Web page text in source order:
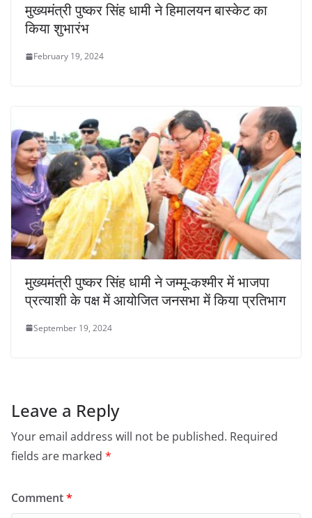
मुख्यमंत्री पुष्कर सिंह धामी ने हिमालयन बास्केट का
किया शुभारंभ
February 19, 2024
मुख्यमंत्री पुष्कर सिंह धामी ने जम्मू-कश्मीर में भाजपा
प्रत्याशी के पक्ष में आयोजित जनसभा में किया प्रतिभाग
September 19, 2024
Leave a Reply
Your email address will not be published. Required
fields are marked *
Comment*